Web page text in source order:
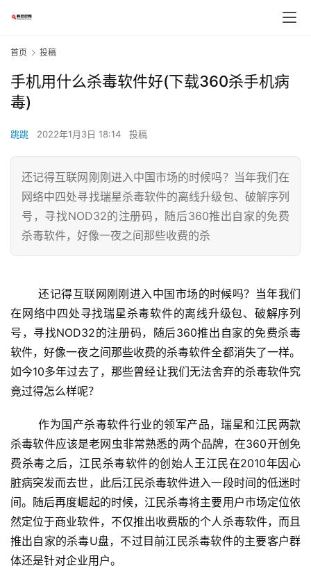
首页 投稿
手机用什么杀毒软件好(下载360杀手机病
毒)
跳跳 2022年1月3日 18:14 投稿
还记得互联网刚刚进入中国市场的时候吗？当年我们在
网络中四处寻找瑞星杀毒软件的离线升级包、破解序列
号，寻找NOD32的注册码，随后360推出自家的免费
杀毒软件，好像一夜之间那些收费的杀
	还记得互联网刚刚进入中国市场的时候吗？当年我们
在网络中四处寻找瑞星杀毒软件的离线升级包、破解序列
号，寻找NOD32的注册码，随后360推出自家的免费杀毒
软件，好像一夜之间那些收费的杀毒软件全都消失了一样。
如今10多年过去了，那些曾经让我们无法舍弃的杀毒软件究
竟过得怎么样呢？
	作为国产杀毒软件行业的领军产品，瑞星和江民两款
杀毒软件应该是老网虫非常熟悉的两个品牌，在360开创免
费杀毒之后，江民杀毒软件的创始人王江民在2010年因心
脏病突发而去世，此后江民杀毒软件进入一段时间的低迷时
间。随后再度崛起的时候，江民杀毒将主要用户市场定位依
然定位于商业软件，不仅推出收费版的个人杀毒软件，而且
推出自家的杀毒U盘，不过目前江民杀毒软件的主要客户群
体还是针对企业用户。